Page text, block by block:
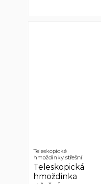
Teleskopické
hmoždinky střešní
Teleskopická
hmoždinka